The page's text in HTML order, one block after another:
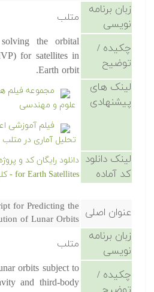
زبان برنامه
نویسی
متلب
چکیده /
توضیح
the orbital
for satellites in
Earth orbit.
لینک های
پیشنهادی
مجموعه فیلم
علوم و مهندسی
فیلم آموزشی
تحلیل آماری در متلب
لینک دانلود
کد آماده
for Earth Satellites - کلیک کنید.
عنوان اصلی for Predicting the
of Lunar Orbits
زبان برنامه
نویسی
متلب
چکیده /
orbits subject to
and third-body